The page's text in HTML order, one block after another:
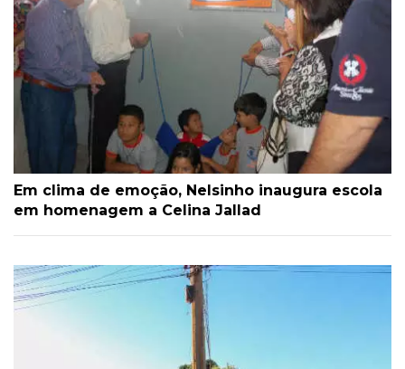
Em clima de emoção, Nelsinho inaugura escola
em homenagem a Celina Jallad